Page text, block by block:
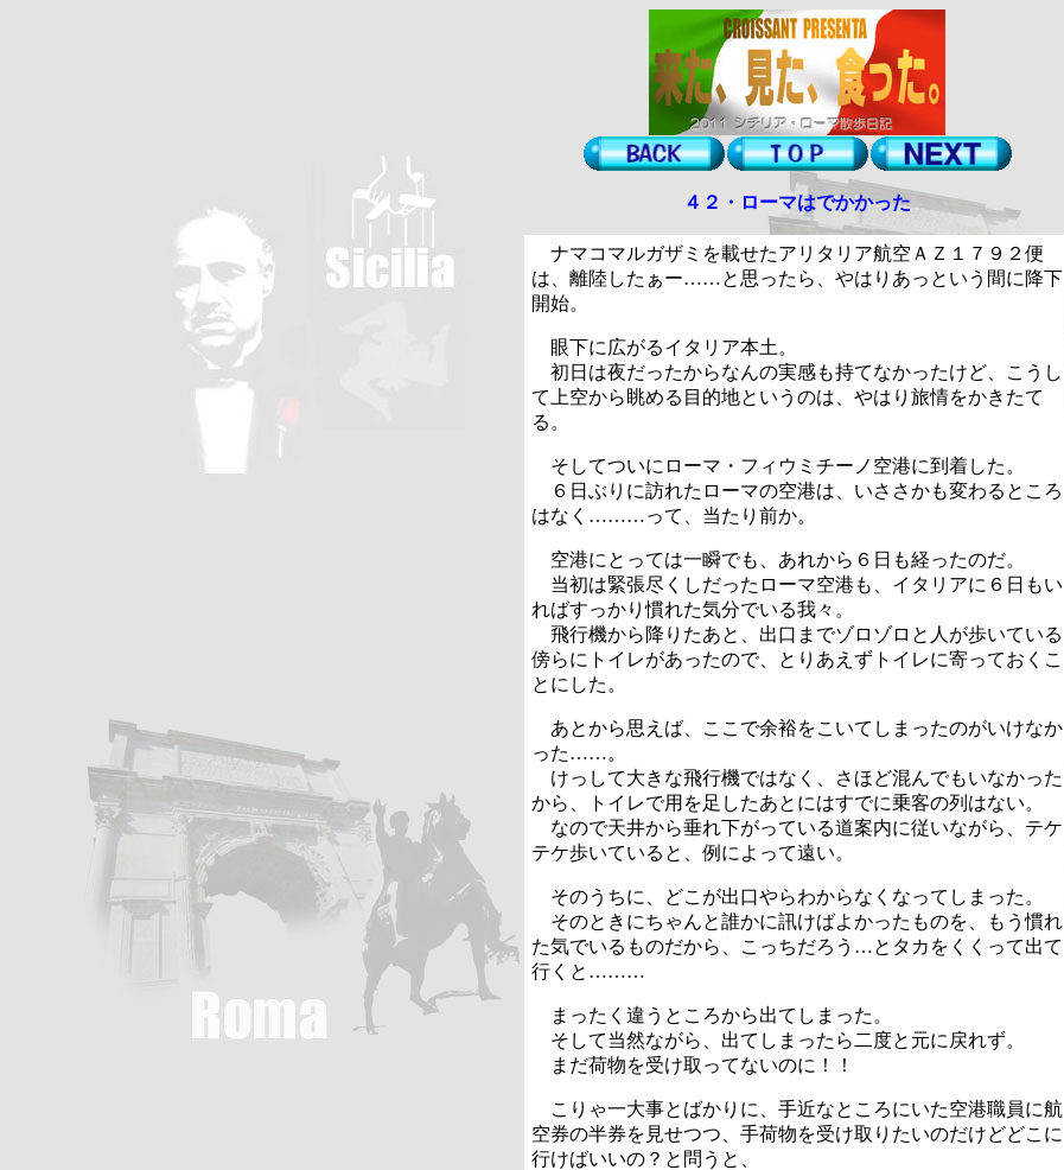
４２・ローマはでかかった
ナマコマルガザミを載せたアリタリア航空ＡＺ１７９２便
は、離陸したぁー……と思ったら、やはりあっという間に降下
開始。
眼下に広がるイタリア本土。
初日は夜だったからなんの実感も持てなかったけど、こうし
て上空から眺める目的地というのは、やはり旅情をかきたて
る。
そしてついにローマ・フィウミチーノ空港に到着した。
６日ぶりに訪れたローマの空港は、いささかも変わるところ
はなく………って、当たり前か。
空港にとっては一瞬でも、あれから６日も経ったのだ。
当初は緊張尽くしだったローマ空港も、イタリアに６日もい
ればすっかり慣れた気分でいる我々。
飛行機から降りたあと、出口までゾロゾロと人が歩いている
傍らにトイレがあったので、とりあえずトイレに寄っておくこ
とにした。
あとから思えば、ここで余裕をこいてしまったのがいけなか
った……。
けっして大きな飛行機ではなく、さほど混んでもいなかった
から、トイレで用を足したあとにはすでに乗客の列はない。
なので天井から垂れ下がっている道案内に従いながら、テケ
テケ歩いていると、例によって遠い。
そのうちに、どこが出口やらわからなくなってしまった。
そのときにちゃんと誰かに訊けばよかったものを、もう慣れ
た気でいるものだから、こっちだろう…とタカをくくって出て
行くと………
まったく違うところから出てしまった。
そして当然ながら、出てしまったら二度と元に戻れず。
まだ荷物を受け取ってないのに！！
こりゃ一大事とばかりに、手近なところにいた空港職員に航
空券の半券を見せつつ、手荷物を受け取りたいのだけどどこに
行けばいいの？と問うと、